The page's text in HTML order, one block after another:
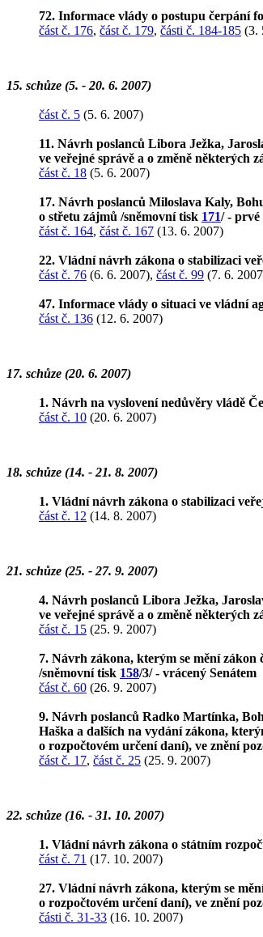
72. Informace vlády o postupu čerpání
část č. 176, část č. 179, části č. 184-185 (3.
15. schůze (5. - 20. 6. 2007)
část č. 5 (5. 6. 2007)
11. Návrh poslanců Libora Ježka,
ve veřejné správě a o změně některých
část č. 18 (5. 6. 2007)
17. Návrh poslanců Miloslava Kaly,
o střetu zájmů /sněmovní tisk 171/ - prvé
část č. 164, část č. 167 (13. 6. 2007)
22. Vládní návrh zákona o stabilizaci
část č. 76 (6. 6. 2007), část č. 99 (7. 6.
47. Informace vlády o situaci ve vládní
část č. 136 (12. 6. 2007)
17. schůze (20. 6. 2007)
1. Návrh na vyslovení nedůvěry vládě
část č. 10 (20. 6. 2007)
18. schůze (14. - 21. 8. 2007)
1. Vládní návrh zákona o stabilizaci
část č. 12 (14. 8. 2007)
21. schůze (25. - 27. 9. 2007)
4. Návrh poslanců Libora Ježka,
ve veřejné správě a o změně některých
část č. 15 (25. 9. 2007)
7. Návrh zákona, kterým se mění zákon
/sněmovní tisk 158/3/ - vrácený Senátem
část č. 60 (26. 9. 2007)
9. Návrh poslanců Radko Martínka,
Haška a dalších na vydání zákona,
o rozpočtovém určení daní), ve znění
část č. 17, část č. 25 (25. 9. 2007)
22. schůze (16. - 31. 10. 2007)
1. Vládní návrh zákona o státním
část č. 71 (17. 10. 2007)
27. Vládní návrh zákona, kterým se
o rozpočtovém určení daní), ve znění
části č. 31-33 (16. 10. 2007)